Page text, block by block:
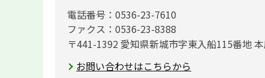
電話番号：0536-23-7610
ファクス：0536-23-8388
〒441-1392 愛知県新城市字東入船115番地
お問い合わせはこちらから